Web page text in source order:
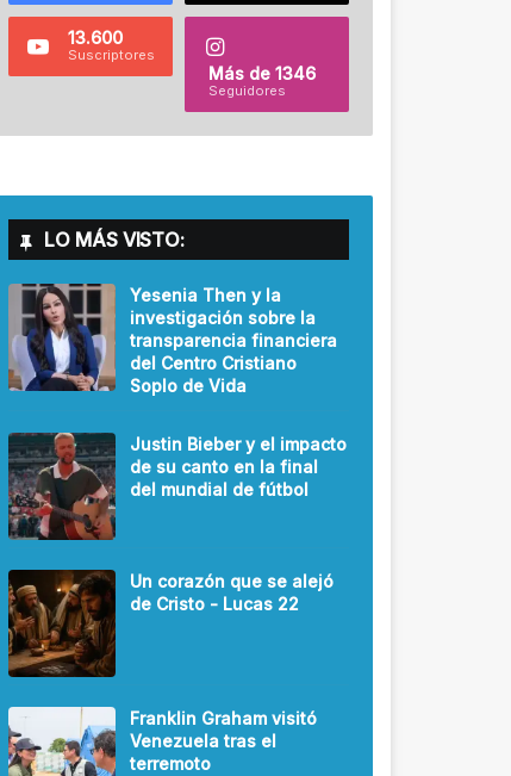
13.600
Suscriptores
Más de 1346
Seguidores
LO MÁS VISTO:
Yesenia Then y la
investigación sobre la
transparencia financiera
del Centro Cristiano
Soplo de Vida
Justin Bieber y el impacto
de su canto en la final
del mundial de fútbol
Un corazón que se alejó
de Cristo - Lucas 22
Franklin Graham visitó
Venezuela tras el
terremoto